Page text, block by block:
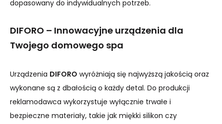
dopasowany do indywidualnych potrzeb.
DIFORO – Innowacyjne urządzenia dla
Twojego domowego spa
Urządzenia DIFORO wyróżniają się najwyższą jakością oraz
wykonane są z dbałością o każdy detal. Do produkcji
reklamodawca wykorzystuje wyłącznie trwałe i
bezpieczne materiały, takie jak miękki silikon czy